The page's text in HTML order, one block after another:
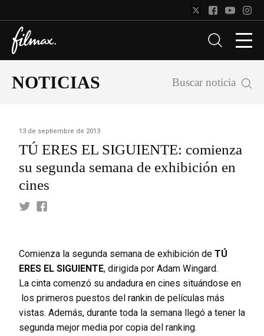
NOTICIAS Buscar noticia
13 de septiembre de 2013
TÚ ERES EL SIGUIENTE: comienza
su segunda semana de exhibición en
cines
Comienza la segunda semana de exhibición de TÚ
ERES EL SIGUIENTE, dirigida por Adam Wingard.
La cinta comenzó su andadura en cines situándose en
los primeros puestos del rankin de películas más
vistas. Además, durante toda la semana llegó a tener la
segunda mejor media por copia del ranking.